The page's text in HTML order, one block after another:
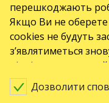
перешкоджають
Якщо Ви не оберете
cookies не будуть
з’являтиметься
відвідувати наш сайт.
Дозволити
Toto jsou internetové stránky
22585010, se sídlem
190 00 Praha - Letňany,
soudem v Praze, oddíl C,
ПОДІЇ
Театри